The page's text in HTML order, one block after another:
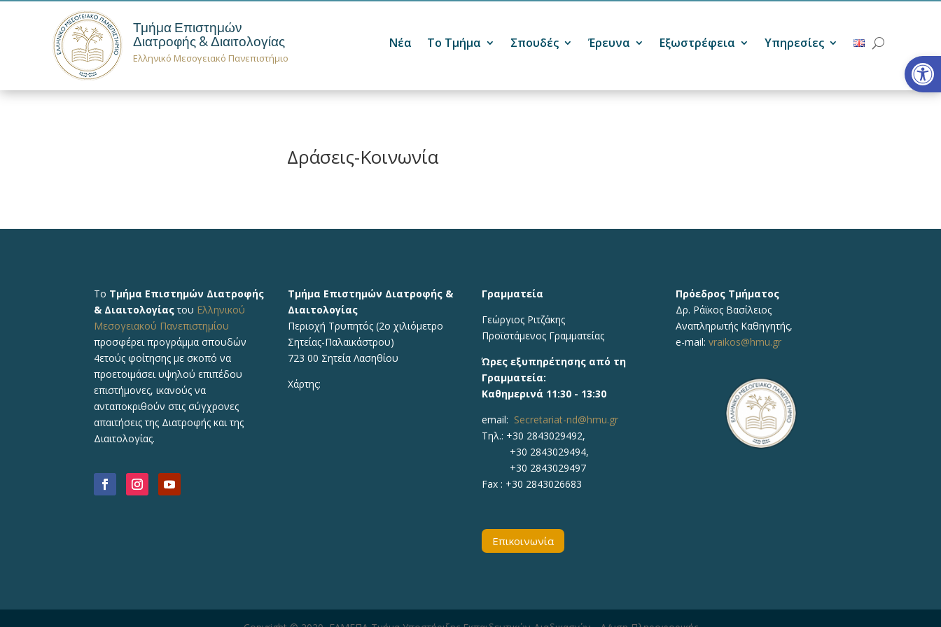
Τμήμα Επιστημών
Διατροφής & Διαιτολογίας
Ελληνικό Μεσογειακό Πανεπιστήμιο
Νέα Το Τμήμα Σπουδές Έρευνα Εξωστρέφεια Υπηρεσίες
Δράσεις-Κοινωνία
Το Τμήμα Επιστημών Διατροφής
& Διαιτολογίαςτου Ελληνικού
Μεσογειακού Πανεπιστημίου
προσφέρει προγράμμα σπουδών
4ετούς φοίτησης με σκοπό να
προετοιμάσει υψηλού επιπέδου
επιστήμονες, ικανούς να
ανταποκριθούν στις σύγχρονες
απαιτήσεις της Διατροφής και της
Διαιτολογίας.
Τμήμα Επιστημών Διατροφής &
Διαιτολογίας
Περιοχή Τρυπητός (2o χιλιόμετρο
Σητείας-Παλαικάστρου)
723 00 Σητεία Λασηθίου
Χάρτης:
Γραμματεία
Γεώργιος Ριτζάκης
Προϊστάμενος Γραμματείας
Ώρες εξυπηρέτησης από τη
Γραμματεία:
Καθημερινά 11:30 - 13:30
email: Secretariat-nd@hmu.gr
Τηλ.: +30 2843029492,
+30 2843029494,
+30 2843029497
Fax : +30 2843026683
Επικοινωνία
Πρόεδρος Τμήματος
Δρ. Ράϊκος Βασίλειος
Αναπληρωτής Καθηγητής,
e-mail: vraikos@hmu.gr